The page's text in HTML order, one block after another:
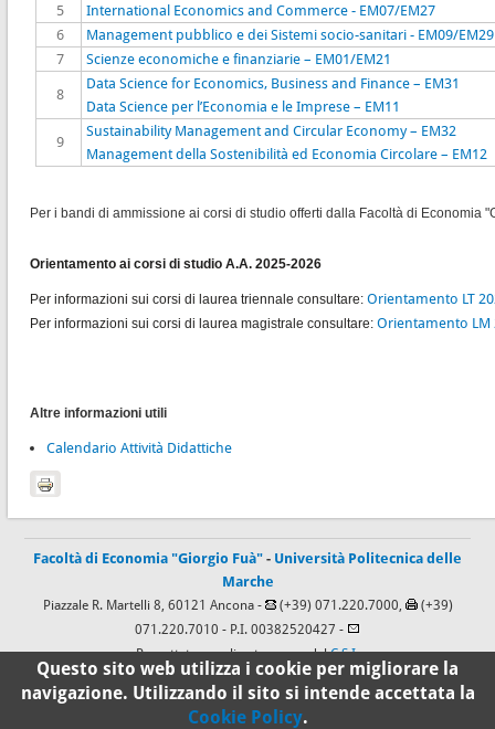
5
International Economics and Commerce - EM07/EM27
6
Management pubblico e dei Sistemi socio-sanitari - EM09/EM29
7
Scienze economiche e finanziarie – EM01/EM21
8
Data Science for Economics, Business and Finance – EM31
Data Science per l’Economia e le Imprese – EM11
9
Sustainability Management and Circular Economy – EM32
Management della Sostenibilità ed Economia Circolare – EM12
Per i bandi di ammissione ai corsi di studio offerti dalla Facoltà di Economia
Orientamento ai corsi di studio A.A. 2025-2026
Per informazioni sui corsi di laurea triennale consultare: Orientamento LT
Per informazioni sui corsi di laurea magistrale consultare: Orientamento LM
Altre informazioni utili
Calendario Attività Didattiche
Facoltà di Economia "Giorgio Fuà" - Università Politecnica delle
Marche
Piazzale R. Martelli 8, 60121 Ancona - (+39) 071.220.7000,
(+39)
071.220.7010 - P.I. 00382520427 -
Progettato e realizzato a cura delC.S.I.
Questo sito web utilizza i cookie per migliorare la
navigazione. Utilizzando il sito si intende accettata la
Cookie Policy.